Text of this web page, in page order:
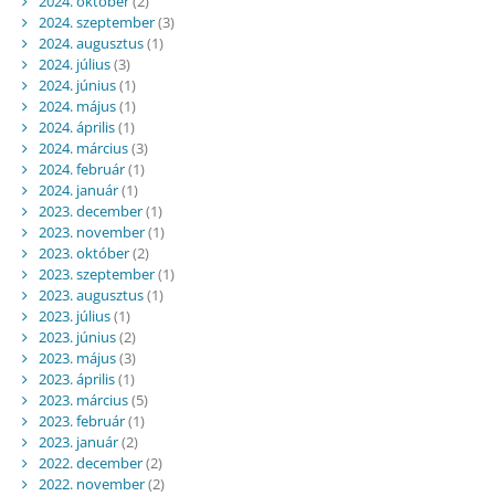
2024. szeptember(3)
2024. augusztus(1)
2024. július(3)
2024. június(1)
2024. május(1)
2024. április(1)
2024. március(3)
2024. február(1)
2024. január(1)
2023. december(1)
2023. november(1)
2023. október(2)
2023. szeptember(1)
2023. augusztus(1)
2023. július(1)
2023. június(2)
2023. május(3)
2023. április(1)
2023. március(5)
2023. február(1)
2023. január(2)
2022. december(2)
2022. november(2)